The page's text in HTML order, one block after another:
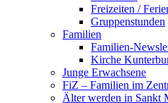
Freizeiten /
Gruppenstunden
Familien
Familien-
Kirche
Junge Erwachsene
FiZ – Familien im
Älter werden in Sankt